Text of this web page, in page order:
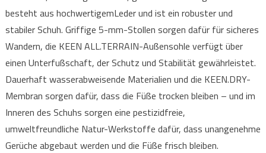
besteht aus hochwertigemLeder und ist ein robuster und
stabiler Schuh. Griffige 5-mm-Stollen sorgen dafür für sicheres
Wandern, die KEEN ALL.TERRAIN-Außensohle verfügt über
einen Unterfußschaft, der Schutz und Stabilität gewährleistet.
Dauerhaft wasserabweisende Materialien und die KEEN.DRY-
Membran sorgen dafür, dass die Füße trocken bleiben – und im
Inneren des Schuhs sorgen eine pestizidfreie,
umweltfreundliche Natur-Werkstoffe dafür, dass unangenehme
Gerüche abgebaut werden und die Füße frisch bleiben.